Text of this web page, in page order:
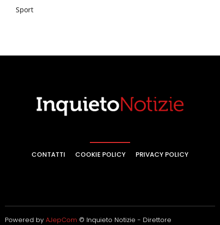
Sport
CONTATTI COOKIE POLICY PRIVACY POLICY
Powered by AJepCom © Inquieto Notizie - Direttore